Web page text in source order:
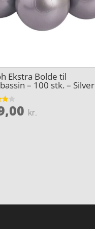
Ekstra Bolde til
– 100 stk. – Silver
kr.